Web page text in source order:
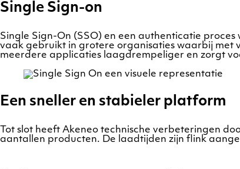
Single Sign-on
Single Sign-On (SSO) en een authenticatie
vaak gebruikt in grotere organisaties waarbij met
meerdere applicaties laagdrempeliger en zorgt
Een sneller en stabieler platform
Tot slot heeft Akeneo technische verbeteringen
aantallen producten. De laadtijden zijn flink